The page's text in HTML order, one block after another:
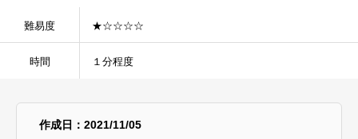
難易度 ★☆☆☆☆
時間 １分程度
作成日：2021/11/05